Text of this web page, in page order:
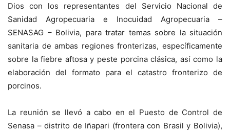
Dios con los representantes del Servicio Nacional de
Sanidad Agropecuaria e Inocuidad Agropecuaria –
SENASAG – Bolivia, para tratar temas sobre la situación
sanitaria de ambas regiones fronterizas, específicamente
sobre la fiebre aftosa y peste porcina clásica, así como la
elaboración del formato para el catastro fronterizo de
porcinos.
La reunión se llevó a cabo en el Puesto de Control de
Senasa – distrito de Iñapari (frontera con Brasil y Bolivia),